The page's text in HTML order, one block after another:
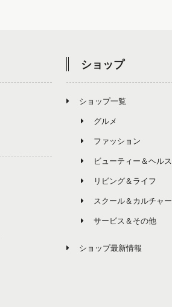
ショップ
ショップ一覧
グルメ
ファッション
ビューティー＆ヘルス
リビング＆ライフ
スクール＆カルチャー
サービス＆その他
ショップ最新情報